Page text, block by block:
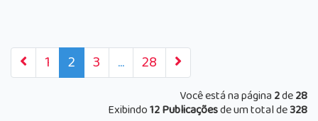
1 2 3 ... 28
Você está na página2de28
Exibindo12 Publicaçõesde um total de328